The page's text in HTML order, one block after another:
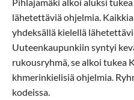
lähetettäviä ohjelmia.
yhdeksällä kielellä
Uuteenkaupunkiin syntyi
rukousryhmä, se alkoi tukea
khmerinkielisiä ohjelmia.
kodeissa.